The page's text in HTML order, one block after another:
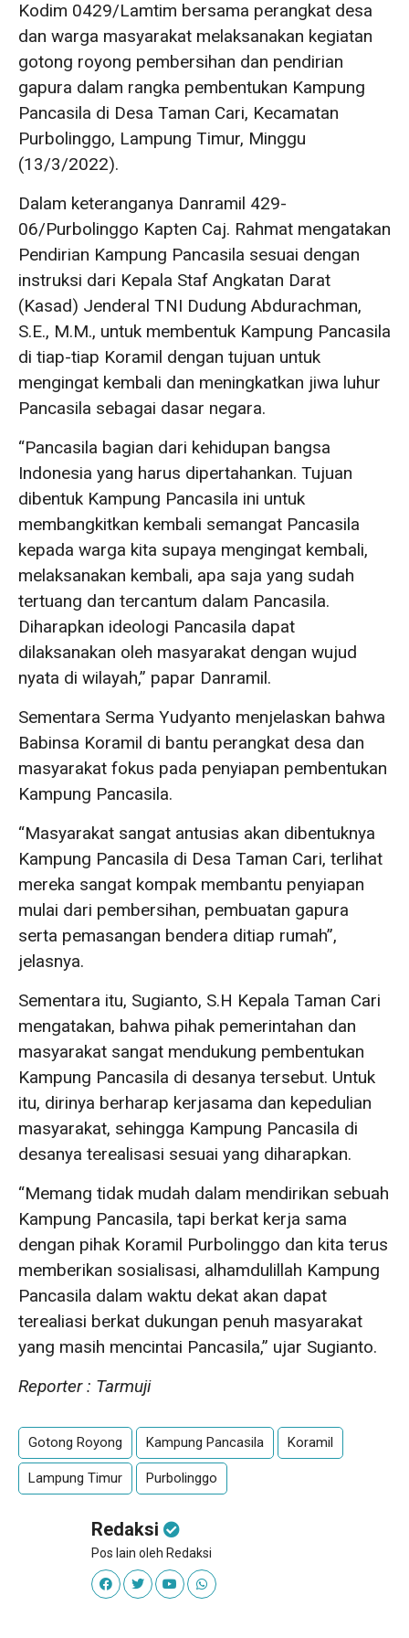
Kodim 0429/Lamtim bersama perangkat desa
dan warga masyarakat melaksanakan kegiatan
gotong royong pembersihan dan pendirian
gapura dalam rangka pembentukan Kampung
Pancasila di Desa Taman Cari, Kecamatan
Purbolinggo, Lampung Timur, Minggu
(13/3/2022).
Dalam keteranganya Danramil 429-
06/Purbolinggo Kapten Caj. Rahmat mengatakan
Pendirian Kampung Pancasila sesuai dengan
instruksi dari Kepala Staf Angkatan Darat
(Kasad) Jenderal TNI Dudung Abdurachman,
S.E., M.M., untuk membentuk Kampung Pancasila
di tiap-tiap Koramil dengan tujuan untuk
mengingat kembali dan meningkatkan jiwa luhur
Pancasila sebagai dasar negara.
“Pancasila bagian dari kehidupan bangsa
Indonesia yang harus dipertahankan. Tujuan
dibentuk Kampung Pancasila ini untuk
membangkitkan kembali semangat Pancasila
kepada warga kita supaya mengingat kembali,
melaksanakan kembali, apa saja yang sudah
tertuang dan tercantum dalam Pancasila.
Diharapkan ideologi Pancasila dapat
dilaksanakan oleh masyarakat dengan wujud
nyata di wilayah,” papar Danramil.
Sementara Serma Yudyanto menjelaskan bahwa
Babinsa Koramil di bantu perangkat desa dan
masyarakat fokus pada penyiapan pembentukan
Kampung Pancasila.
“Masyarakat sangat antusias akan dibentuknya
Kampung Pancasila di Desa Taman Cari, terlihat
mereka sangat kompak membantu penyiapan
mulai dari pembersihan, pembuatan gapura
serta pemasangan bendera ditiap rumah”,
jelasnya.
Sementara itu, Sugianto, S.H Kepala Taman Cari
mengatakan, bahwa pihak pemerintahan dan
masyarakat sangat mendukung pembentukan
Kampung Pancasila di desanya tersebut. Untuk
itu, dirinya berharap kerjasama dan kepedulian
masyarakat, sehingga Kampung Pancasila di
desanya terealisasi sesuai yang diharapkan.
“Memang tidak mudah dalam mendirikan sebuah
Kampung Pancasila, tapi berkat kerja sama
dengan pihak Koramil Purbolinggo dan kita terus
memberikan sosialisasi, alhamdulillah Kampung
Pancasila dalam waktu dekat akan dapat
terealiasi berkat dukungan penuh masyarakat
yang masih mencintai Pancasila,” ujar Sugianto.
Reporter : Tarmuji
Gotong Royong Kampung Pancasila Koramil
Lampung Timur Purbolinggo
Redaksi
Pos lain oleh Redaksi